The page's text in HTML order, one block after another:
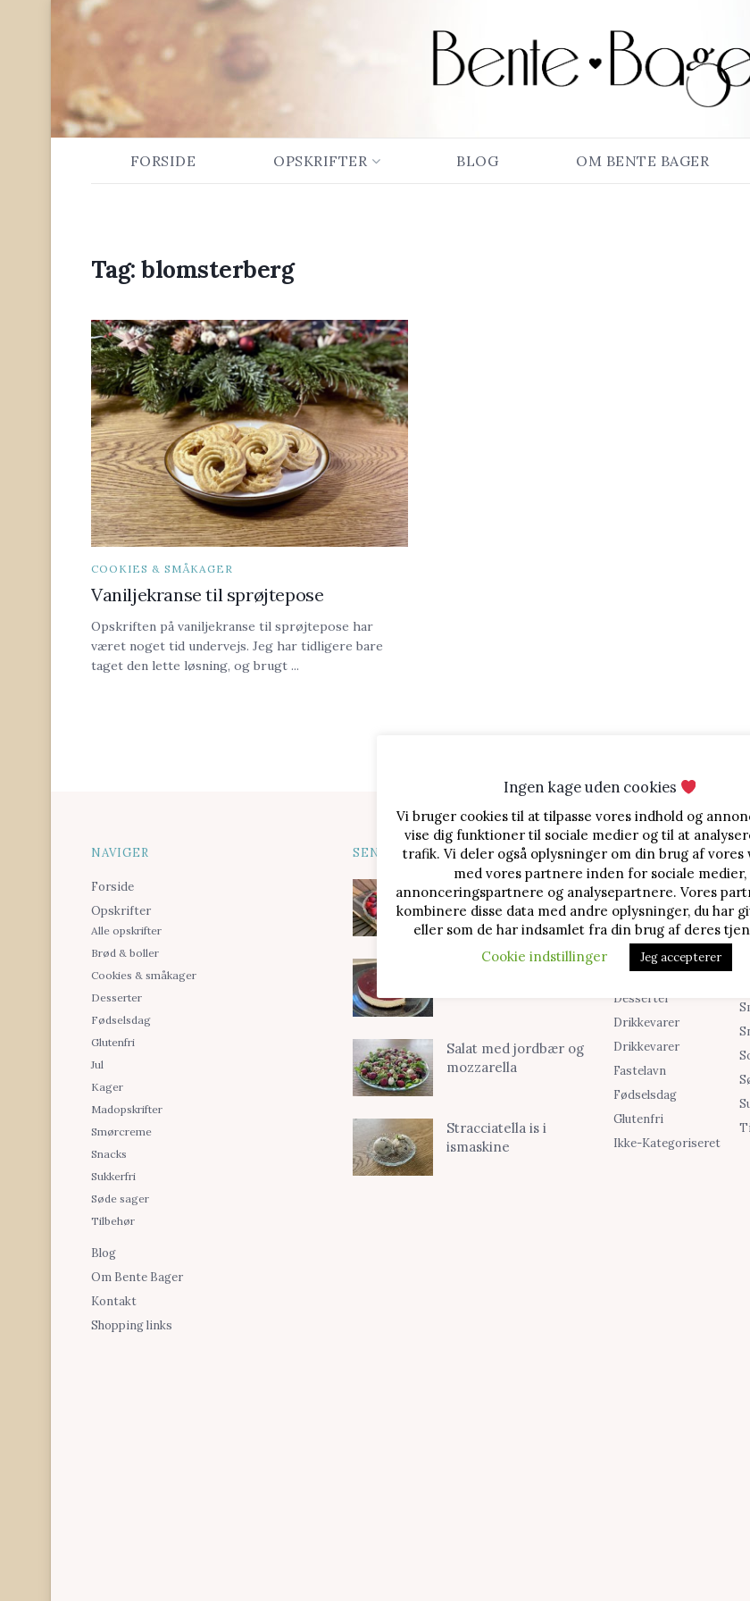
FORSIDE OPSKRIFTER BLOG OM BENTE BAGER
Tag:blomsterberg
COOKIES & SMÅKAGER
Vaniljekranse til sprøjtepose
Opskriften på vaniljekranse til sprøjtepose har
været noget tid undervejs. Jeg har tidligere bare
taget den lette løsning, og brugt ...
NAVIGER
Forside
Opskrifter
Alle opskrifter
Brød & boller
Cookies & småkager
Desserter
Fødselsdag
Glutenfri
Jul
Kager
Madopskrifter
Smørcreme
Snacks
Sukkerfri
Søde sager
Tilbehør
Blog
Om Bente Bager
Kontakt
Shopping links
SENESTE OPSKRIFTER
Jordbærtærte med
mascarponecreme
Salat med jordbær og
mozzarella
Stracciatella is i
ismaskine
SØG I KATEGORIER
Alle Opskrifter
Blog
Brød & Boller
Cookies &
Småkager
Desserter
Drikkevarer
Drikkevarer
Fastelavn
Fødselsdag
Glutenfri
Ikke-Kategoriseret
Is
Ingen kage uden cookies
Vi bruger cookies til at tilpasse vores indhold og
vise dig funktioner til sociale medier og til at
trafik. Vi deler også oplysninger om din brug af vores
med vores partnere inden for sociale medier,
annonceringspartnere og analysepartnere. Vores
kombinere disse data med andre oplysninger, du har
eller som de har indsamlet fra din brug af deres
Cookie indstillinger
Jeg accepterer